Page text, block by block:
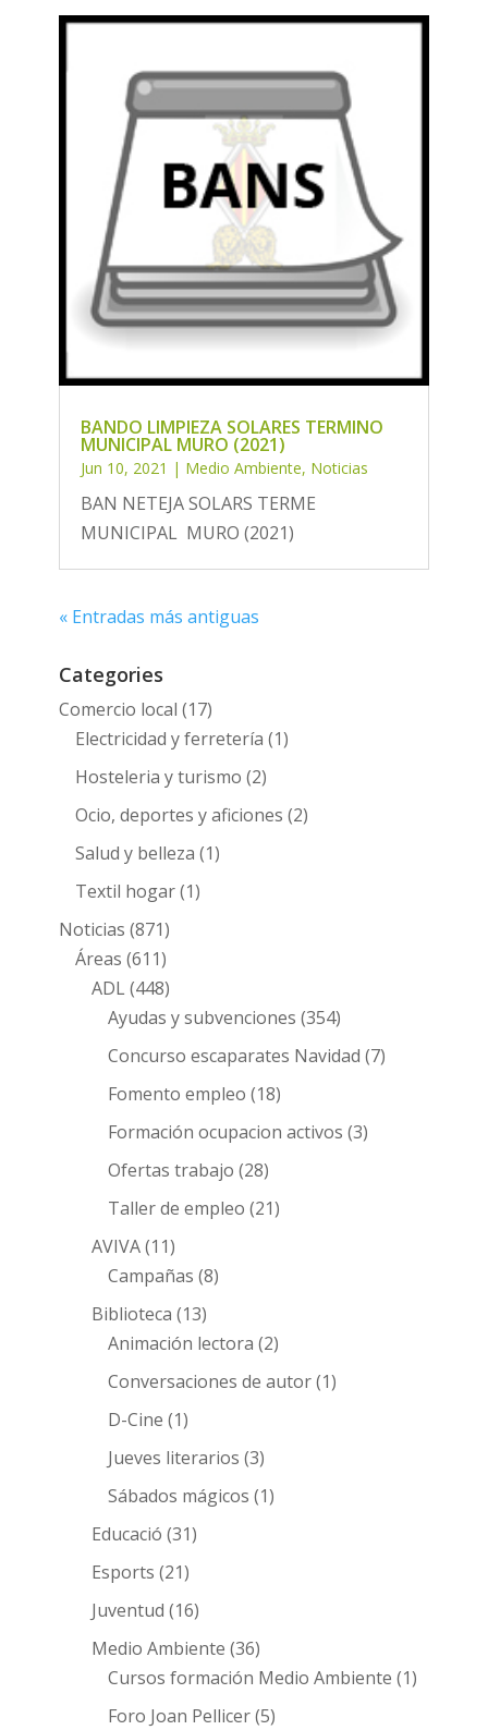
BANDO LIMPIEZA SOLARES TERMINO
MUNICIPAL MURO (2021)
Jun 10, 2021 | Medio Ambiente, Noticias
BAN NETEJA SOLARS TERME
MUNICIPAL MURO (2021)
« Entradas más antiguas
Categories
Comercio local (17)
Electricidad y ferretería (1)
Hosteleria y turismo (2)
Ocio, deportes y aficiones (2)
Salud y belleza (1)
Textil hogar(1)
Noticias (871)
Áreas (611)
ADL(448)
Ayudas y subvenciones (354)
Concurso escaparates Navidad (7)
Fomento empleo (18)
Formación ocupacion activos (3)
Ofertas trabajo (28)
Taller de empleo (21)
AVIVA(11)
Campañas (8)
Biblioteca (13)
Animación lectora (2)
Conversaciones de autor(1)
D-Cine (1)
Jueves literarios (3)
Sábados mágicos (1)
Educació (31)
Esports (21)
Juventud (16)
Medio Ambiente (36)
Cursos formación Medio Ambiente (1)
Foro Joan Pellicer(5)